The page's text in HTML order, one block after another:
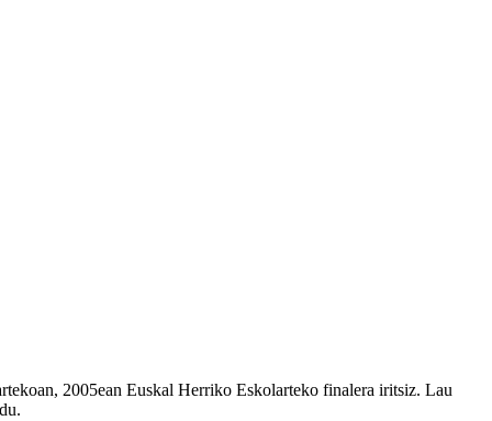
2005ean Euskal Herriko Eskolarteko finalera iritsiz. Lau